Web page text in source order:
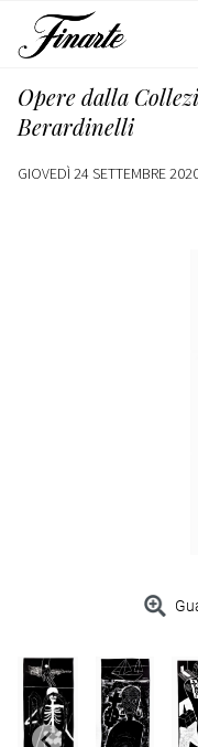
Opere dalla
Berardinelli
GIOVEDÌ 24 SETTEMBRE